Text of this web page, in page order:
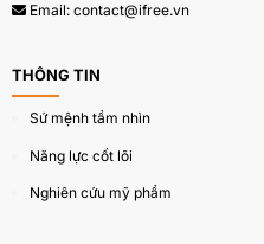
Email: contact@ifree.vn
THÔNG TIN
Sứ mệnh tầm nhìn
Năng lực cốt lõi
Nghiên cứu mỹ phẩm